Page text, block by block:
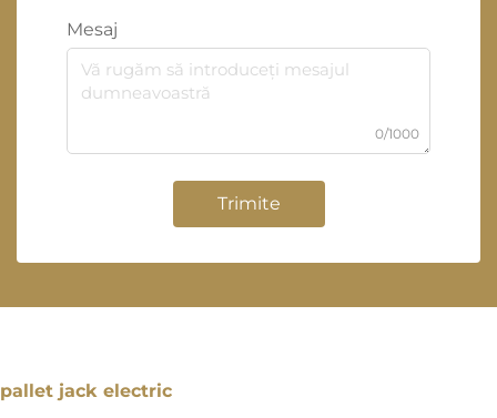
Mesaj
0/1000
Trimite
pallet jack electric